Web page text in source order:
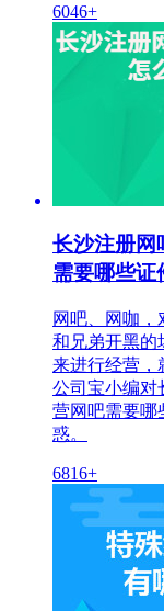
6046+
长沙注册网
需要哪些证
网吧、网咖
和兄弟开黑的
来进行经营，
公司宝小编对
营网吧需要哪
惑。
6816+